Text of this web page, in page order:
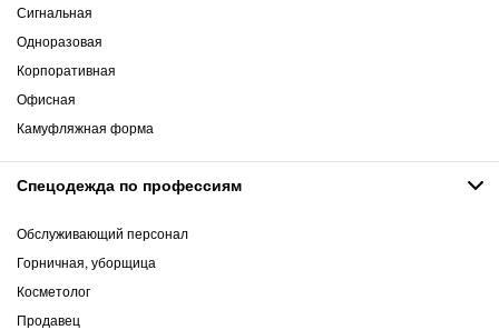
Сигнальная
Одноразовая
Корпоративная
Офисная
Камуфляжная форма
Спецодежда по профессиям
Обслуживающий персонал
Горничная, уборщица
Косметолог
Продавец